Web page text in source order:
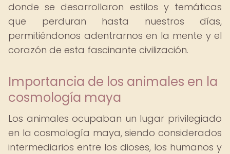
donde se desarrollaron estilos y temáticas
que perduran hasta nuestros días,
permitiéndonos adentrarnos en la mente y el
corazón de esta fascinante civilización.
Importancia de los animales en la
cosmología maya
Los animales ocupaban un lugar privilegiado
en la cosmología maya, siendo considerados
intermediarios entre los dioses, los humanos y